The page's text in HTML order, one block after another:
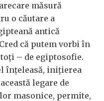
măsură
o căutare a
antică
că putem vorbi în
– de egiptosofie.
înţeleasă, iniţierea
legare de
masonice, permite,